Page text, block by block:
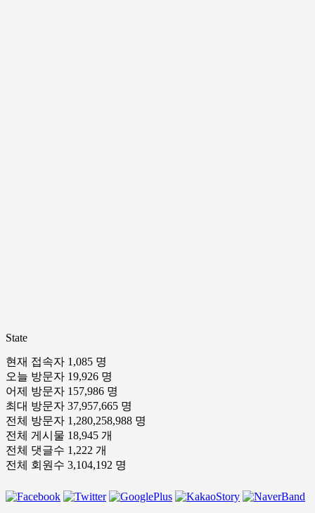
State
현재 접속자 1,085 명
오늘 방문자 19,926 명
어제 방문자 157,986 명
최대 방문자 37,957,665 명
전체 방문자 1,280,258,988 명
전체 게시물 18,945 개
전체 댓글수 1,222 개
전체 회원수 3,104,192 명